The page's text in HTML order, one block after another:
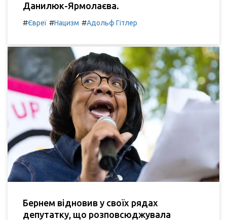
Данилюк-Ярмолаєва.
#Євреї #Нацизм #Адольф Гітлер
Бернем відновив у своїх рядах
депутатку, що розповсюджувала